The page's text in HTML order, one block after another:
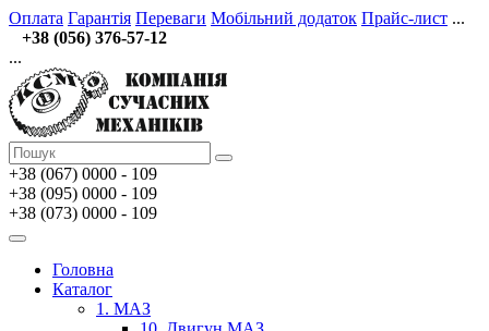
Оплата Гарантія Переваги Мобільний додаток Прайс-лист ...
+38 (056) 376-57-12
...
+38 (067) 0000 - 109
+38 (095) 0000 - 109
+38 (073) 0000 - 109
Головна
Каталог
1. МАЗ